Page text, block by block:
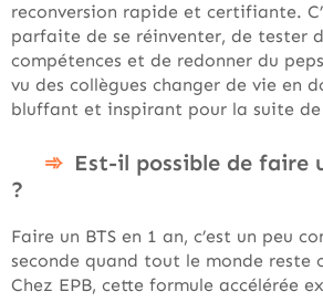
reconversion rapide et certifiante.
parfaite de se réinventer, de tester
compétences et de redonner du
vu des collègues changer de vie en
bluffant et inspirant pour la suite de
Est-il possible de faire
?
Faire un BTS en 1 an, c’est un peu
seconde quand tout le monde reste
Chez EPB, cette formule accélérée